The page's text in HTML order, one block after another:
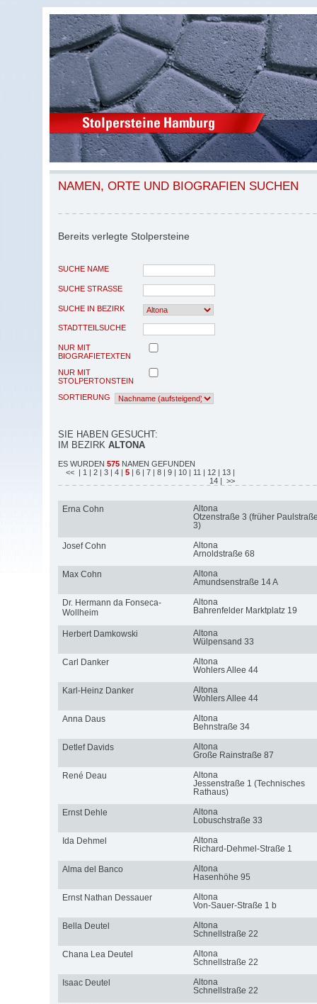
NAMEN, ORTE UND BIOGRAFIEN SUCHEN
Bereits verlegte Stolpersteine
SUCHE NAME
SUCHE STRASSE
SUCHE IN BEZIRK
STADTTEILSUCHE
NUR MIT
BIOGRAFIETEXTEN
NUR MIT
STOLPERTONSTEIN
SORTIERUNG
SIE HABEN GESUCHT:
IM BEZIRK ALTONA
ES WURDEN 575 NAMEN GEFUNDEN
<< | 1 | 2 | 3 | 4 | 5 | 6 | 7 | 8 | 9 | 10 | 11 | 12 | 13 |
14 | >>
Erna Cohn
Altona
Otzenstraße 3 (früher
3)
Josef Cohn
Altona
Arnoldstraße 68
Max Cohn
Altona
Amundsenstraße 14 A
Dr. Hermann da Fonseca-
Wollheim
Altona
Bahrenfelder Marktplatz 19
Herbert Damkowski
Altona
Wülpensand 33
Carl Danker
Altona
Wohlers Allee 44
Karl-Heinz Danker
Altona
Wohlers Allee 44
Anna Daus
Altona
Behnstraße 34
Detlef Davids
Altona
Große Rainstraße 87
René Deau
Altona
Jessenstraße 1 (Technisches
Rathaus)
Ernst Dehle
Altona
Lobuschstraße 33
Ida Dehmel
Altona
Richard-Dehmel-Straße 1
Alma del Banco
Altona
Hasenhöhe 95
Ernst Nathan Dessauer
Altona
Von-Sauer-Straße 1 b
Bella Deutel
Altona
Schnellstraße 22
Chana Lea Deutel
Altona
Schnellstraße 22
Isaac Deutel
Altona
Schnellstraße 22